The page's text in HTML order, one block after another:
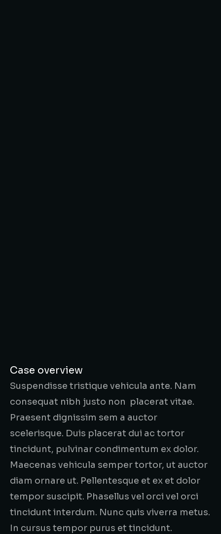
Case overview
Suspendisse tristique vehicula ante. Nam
consequat nibh justo non placerat vitae.
Praesent dignissim sem a auctor
scelerisque. Duis placerat dui ac tortor
tincidunt, pulvinar condimentum ex dolor.
Maecenas vehicula semper tortor, ut auctor
diam ornare ut. Pellentesque et ex et dolor
tempor suscipit. Phasellus vel orci vel orci
tincidunt interdum. Nunc quis viverra metus.
In cursus tempor purus et tincidunt.